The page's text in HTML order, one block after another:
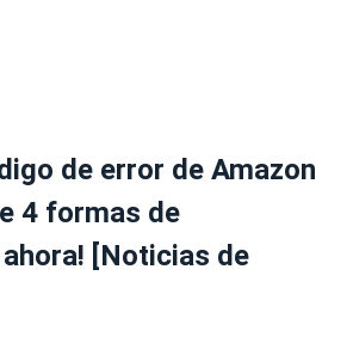
de error de Amazon
4 formas de
[Noticias de